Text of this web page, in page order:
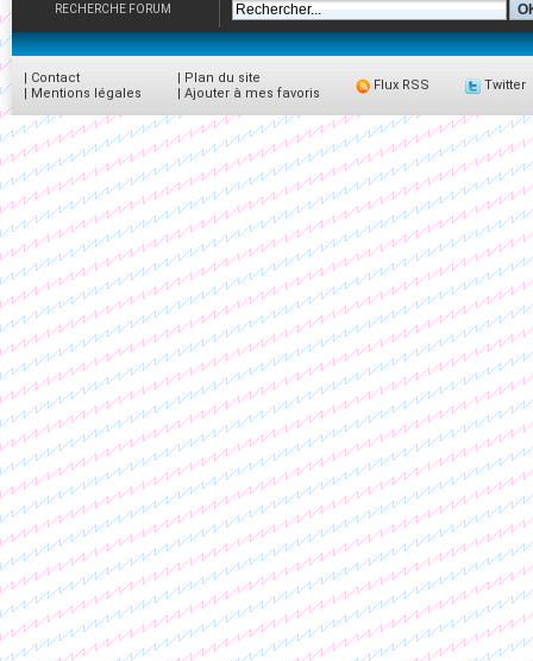
RECHERCHE FORUM
| Contact
| Mentions légales
| Plan du site
| Ajouter à mes favoris
Flux RSS Twitter